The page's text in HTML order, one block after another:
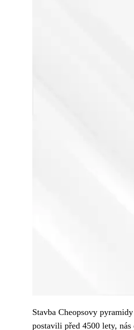
Stavba Cheopsovy pyramidy
postavili před 4500 lety,